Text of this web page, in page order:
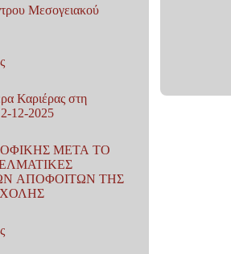
Μεσογειακού
Καριέρας στη
12-2025
ΜΕΤΑ ΤΟ
ΑΠΟΦΟΙΤΩΝ ΤΗΣ